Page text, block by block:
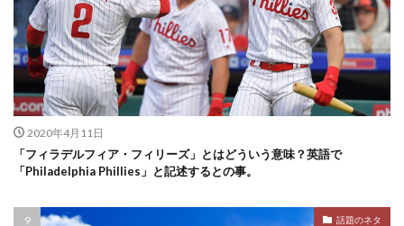
2020年4月11日
「フィラデルフィア・フィリーズ」とはどういう意味？英語で
「Philadelphia Phillies」と記述するとの事。
話題のネタ